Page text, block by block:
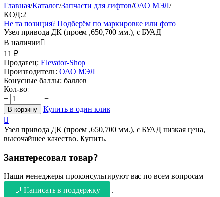
Главная/Каталог/Запчасти для лифтов/ОАО МЭЛ/
КОД:2
Не та позиция? Подберём по маркировке или фото
Узел привода ДК (проем ,650,700 мм.), с БУАД
В наличии
11 ₽
Продавец: Elevator-Shop
Производитель: ОАО МЭЛ
Бонусные баллы: баллов
Кол-во:
+
−
В корзину
Купить в один клик

Узел привода ДК (проем ,650,700 мм.), с БУАД низкая цена,
высочайшее качество. Купить.
Заинтересовал товар?
Наши менеджеры проконсультируют вас по всем вопросам
💬 Написать в поддержку
.